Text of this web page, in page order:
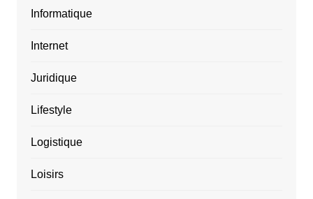
Informatique
Internet
Juridique
Lifestyle
Logistique
Loisirs